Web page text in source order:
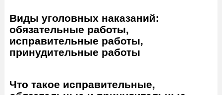
Виды уголовных наказаний:
обязательные работы,
исправительные работы,
принудительные работы
Что такое исправительные,